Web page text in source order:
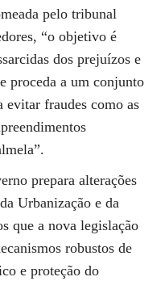
pelo tribunal
“o objetivo é
dos prejuízos e
proceda a um conjunto
evitar fraudes como as
prepara alterações
Urbanização e da
que a nova legislação
robustos de
e proteção do